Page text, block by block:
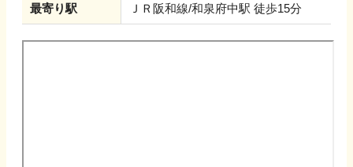
最寄り駅 ＪＲ阪和線/和泉府中駅 徒歩15分